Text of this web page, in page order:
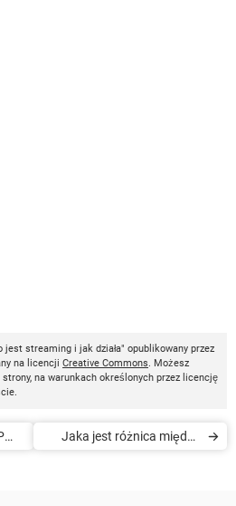
jest streaming i jak działa" opublikowany przez
na licencji Creative Commons. Możesz
na warunkach określonych przez licencję
Jaka jest różnica między